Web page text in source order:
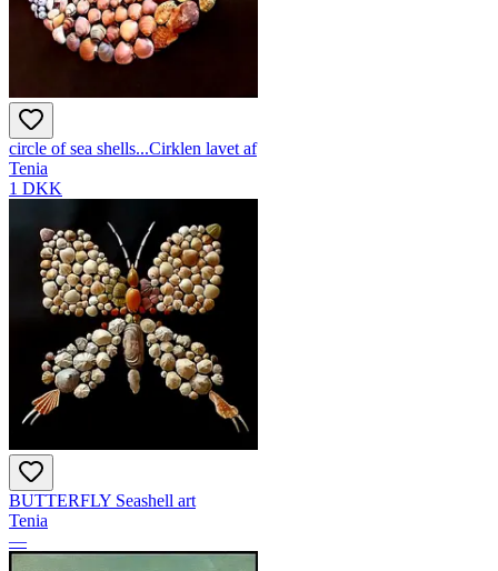
circle of sea shells...Cirklen lavet af
Tenia
1 DKK
BUTTERFLY Seashell art
Tenia
—